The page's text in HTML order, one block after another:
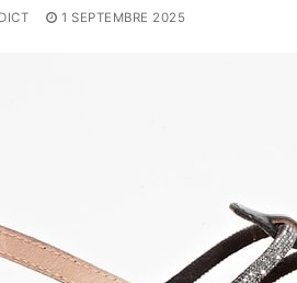
1 SEPTEMBRE 2025